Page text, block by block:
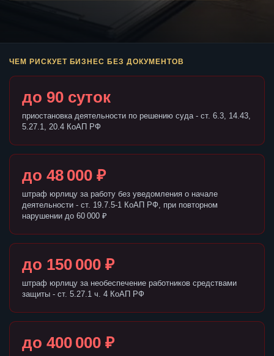
ЧЕМ РИСКУЕТ БИЗНЕС БЕЗ ДОКУМЕНТОВ
до 90 суток
приостановка деятельности по решению суда - ст. 6.3, 14.43,
5.27.1, 20.4 КоАП РФ
до 48 000 ₽
штраф юрлицу за работу без уведомления о начале
деятельности - ст. 19.7.5-1 КоАП РФ, при повторном
нарушении до 60 000 ₽
до 150 000 ₽
штраф юрлицу за необеспечение работников средствами
защиты - ст. 5.27.1 ч. 4 КоАП РФ
до 400 000 ₽